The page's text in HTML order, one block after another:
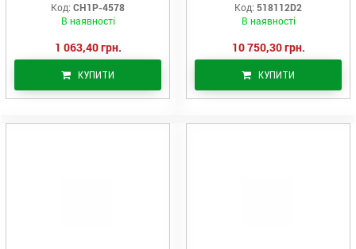
Код: CH1P-4578
В наявності
1 063,40 грн.
КУПИТИ
Код: 518112D2
В наявності
10 750,30 грн.
КУПИТИ